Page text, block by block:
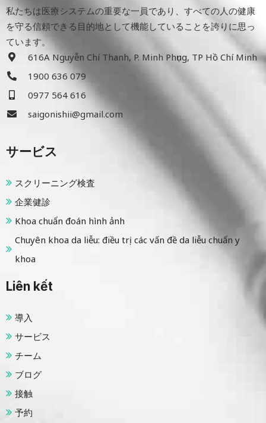
私たちは医療システムの重要な一員であり、すべての人の健康
を守る信頼できる目的地として機能していることを誇りに思っ
ています。
616A Nguyễn Chí Thanh, P. Minh Phụng, TP Hồ Chí Minh
1900 636 079
0977 564 616
saigonishii@gmail.com
サービス
スクリーニング検査
企業健診
Khoa chuẩn đoán hình ảnh
Chuyên khoa da liễu: điều trị các vấn đề da liễu chuẩn y
khoa
Liên kết
導入
サービス
チーム
ブログ
接触
予約